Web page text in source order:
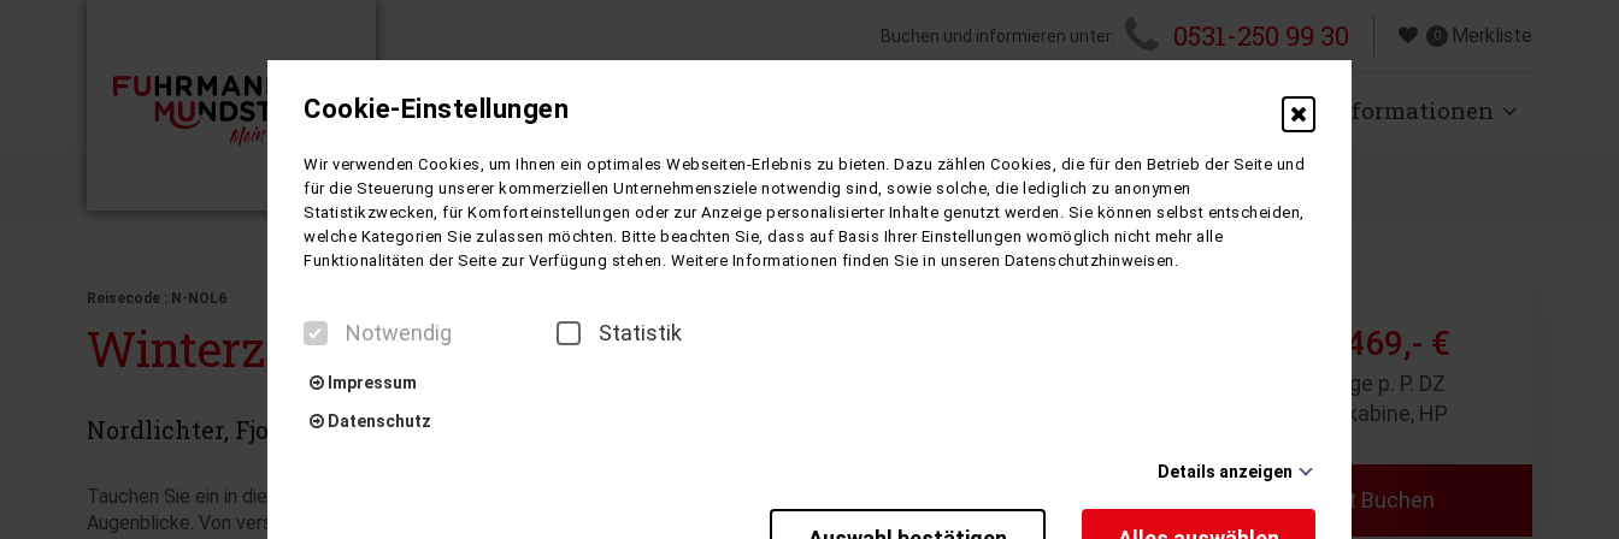
0 Merkliste
Buchen und informieren unter: 0531-250 99 30
Busreisen Flugreisen Informationen
Winterzauber am Polarkreis – Nordlichter, Fjorde & magische Momente
Reisecode : N-NOL6
Winterzauber am Polarkreis
Nordlichter, Fjorde & magische Momente
Tauchen Sie ein in die faszinierende Winterwelt des hohen Nordens und erleben Sie eine Reise voller unvergesslicher
Augenblicke. Von verschneiten Wäldern Finnlands über die majestätischen Fjorde Norwegens bis hin zu den traumhaften
3.469,- €
12 Tage p. P. DZ
Innenkabine, HP
Jetzt Buchen
Cookie-Einstellungen
Wir verwenden Cookies, um Ihnen ein optimales Webseiten-Erlebnis zu bieten. Dazu zählen Cookies, die für den Betrieb der Seite und
für die Steuerung unserer kommerziellen Unternehmensziele notwendig sind, sowie solche, die lediglich zu anonymen
Statistikzwecken, für Komforteinstellungen oder zur Anzeige personalisierter Inhalte genutzt werden. Sie können selbst entscheiden,
welche Kategorien Sie zulassen möchten. Bitte beachten Sie, dass auf Basis Ihrer Einstellungen womöglich nicht mehr alle
Funktionalitäten der Seite zur Verfügung stehen. Weitere Informationen finden Sie in unseren Datenschutzhinweisen.
Notwendig Statistik
Impressum
Datenschutz
Details anzeigen